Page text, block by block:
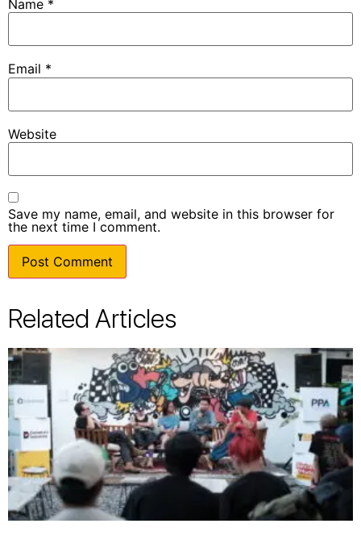
Name *
Email *
Website
Save my name, email, and website in this browser for
the next time I comment.
Related Articles